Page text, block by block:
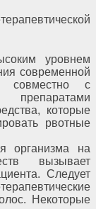
уровнем
современной
совместно с
которые
рвотные
организма на
вызывает
Следует
Некоторые